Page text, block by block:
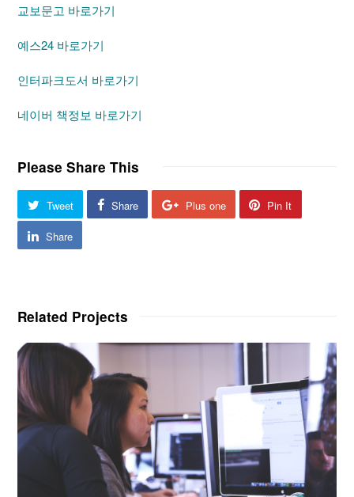
교보문고 바로가기
예스24 바로가기
인터파크도서 바로가기
네이버 책정보 바로가기
Please Share This
Tweet Share Plus one Pin It
Share
Related Projects